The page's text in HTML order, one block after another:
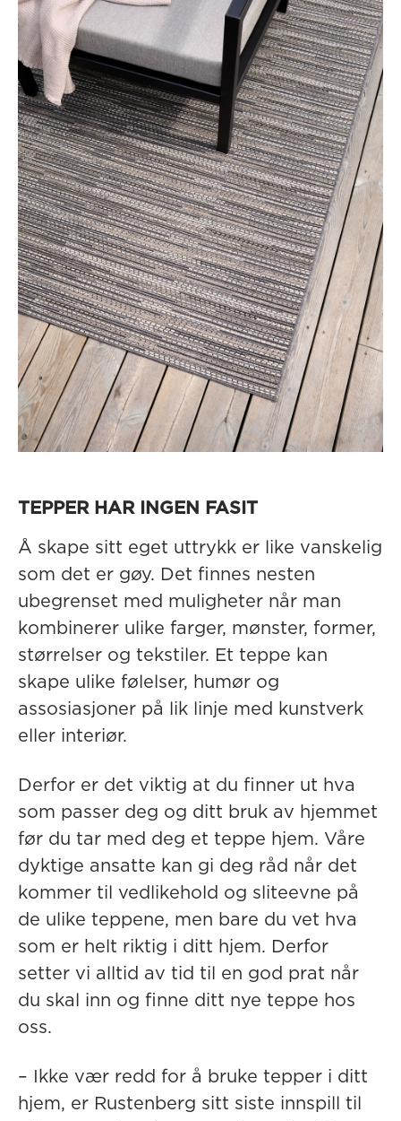
TEPPER HAR INGEN FASIT
Å skape sitt eget uttrykk er like vanskelig
som det er gøy. Det finnes nesten
ubegrenset med muligheter når man
kombinerer ulike farger, mønster, former,
størrelser og tekstiler. Et teppe kan
skape ulike følelser, humør og
assosiasjoner på lik linje med kunstverk
eller interiør.
Derfor er det viktig at du finner ut hva
som passer deg og ditt bruk av hjemmet
før du tar med deg et teppe hjem. Våre
dyktige ansatte kan gi deg råd når det
kommer til vedlikehold og sliteevne på
de ulike teppene, men bare du vet hva
som er helt riktig i ditt hjem. Derfor
setter vi alltid av tid til en god prat når
du skal inn og finne ditt nye teppe hos
oss.
– Ikke vær redd for å bruke tepper i ditt
hjem, er Rustenberg sitt siste innspill til